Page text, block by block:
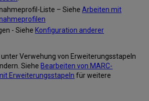
Liste – Siehe Arbeiten mit
- Siehe Konfiguration anderer
Verwehung von Erweiterungsstapeln
Siehe Bearbeiten von MARC-
Erweiterungsstapeln für weitere